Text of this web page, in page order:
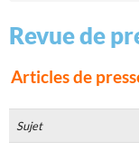
Revue de
Articles de
Sujet